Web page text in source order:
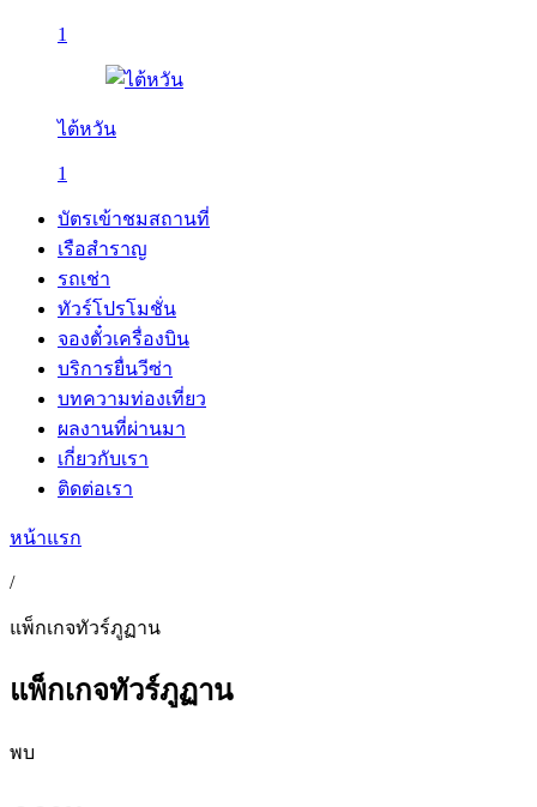
1
ไต้หวัน
1
บัตรเข้าชมสถานที่
เรือสำราญ
รถเช่า
ทัวร์โปรโมชั่น
จองตั๋วเครื่องบิน
บริการยื่นวีซ่า
บทความท่องเที่ยว
ผลงานที่ผ่านมา
เกี่ยวกับเรา
ติดต่อเรา
หน้าแรก
/
แพ็กเกจทัวร์ภูฏาน
แพ็กเกจทัวร์ภูฏาน
พบ